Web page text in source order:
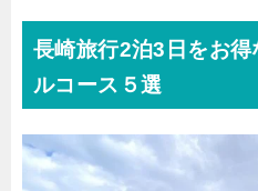
長崎旅行2泊3日をお
ルコース５選